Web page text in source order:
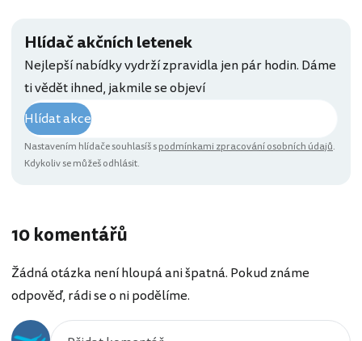
Hlídač akčních letenek
Nejlepší nabídky vydrží zpravidla jen pár hodin. Dáme
ti vědět ihned, jakmile se objeví
Hlídat akce
Nastavením hlídače souhlasíš spodmínkami zpracování osobních údajů.
Kdykoliv se můžeš odhlásit.
10 komentářů
Žádná otázka není hloupá ani špatná. Pokud známe
odpověď, rádi se o ni podělíme.